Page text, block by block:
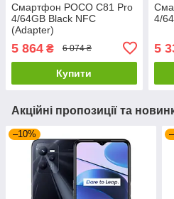
Смартфон POCO C81 Pro
4/64GB Black NFC
(Adapter)
5 864 ₴ 6 074 ₴
Купити
4/
5
Акційні пропозиції та
–10%